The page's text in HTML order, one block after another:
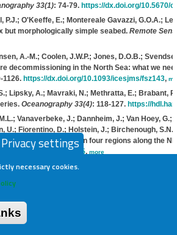
33(1): 74-79. https://dx.doi.org/10.5670/
P.J.; O'Keeffe, E.; Montereale Gavazzi, G.O.A.; Le
but morphologically simple seabed. Remote
A.-M.; Coolen, J.W.P.; Jones, D.O.B.;
decommissioning in the North Sea: what we
1126. https://dx.doi.org/10.1093/icesjms/fsz143,
Lipsky, A.; Mavraki, N.; Methratta, E.; Brabant, R.
Oceanography 33(4): 118-127. https://
Vanaverbeke, J.; Dannheim, J.; Van Hoey,
U.; Fiorentino, D.; Holstein, J.; Birchenough,
bioturbation potential in four regions along the
j.ecolind.2019.105945, more
P.; Vanaverbeke, J.; Buhl-Mortensen, L.;
framework to assess the representation and
Ryan R.; Ropert-Coudert, Yan;
L.; Costa, Daniel P.; Danis, Bruno; Lea,
Privacy settings
necessary cookies.